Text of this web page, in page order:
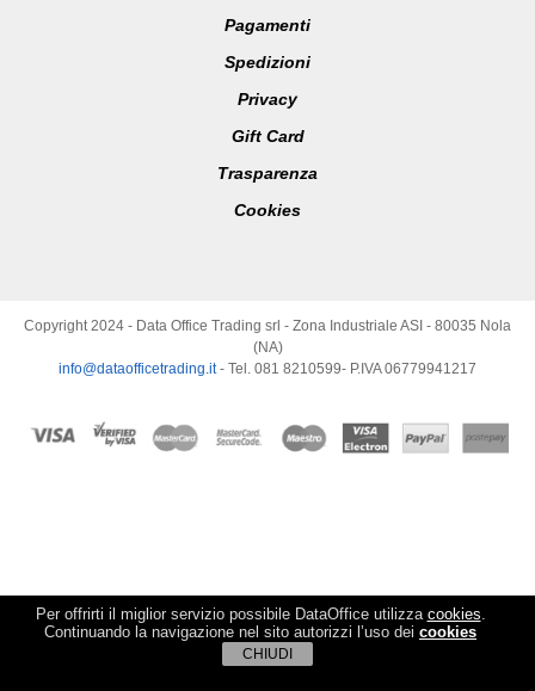
Per offrirti il miglior servizio possibile DataOffice utilizza cookies.
Continuando la navigazione nel sito autorizzi l’uso dei cookies
CHIUDI
Pagamenti
Spedizioni
Privacy
Gift Card
Trasparenza
Cookies
Copyright 2024 - Data Office Trading srl - Zona Industriale ASI - 80035 Nola
(NA)
info@dataofficetrading.it- Tel. 081 8210599- P.IVA 06779941217